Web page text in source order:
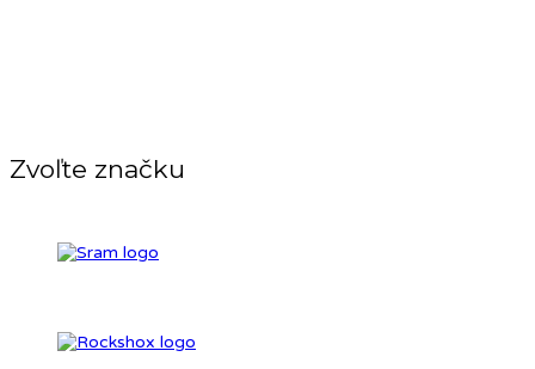
Zvoľte značku